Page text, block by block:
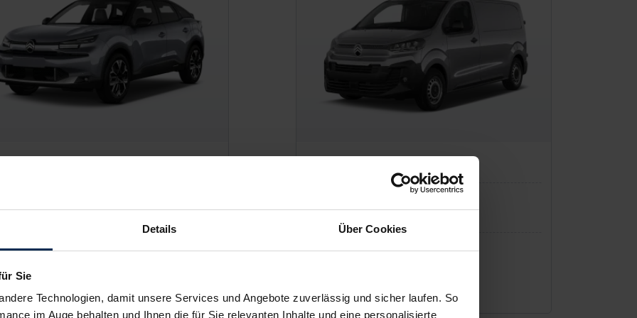
Details Über Cookies
Sie
Technologien, damit unsere Services und Angebote zuverlässig und sicher laufen. So
im Auge behalten und Ihnen die für Sie relevanten Inhalte und eine personalisierte
24.139,99 €
€/Monat
UVP:38.080 €
ab208€/Monat